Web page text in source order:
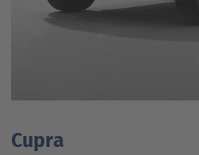
Cupra